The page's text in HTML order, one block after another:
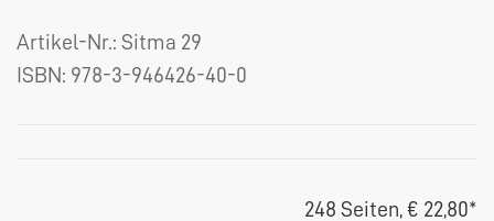
Artikel-Nr.: Sitma 29
ISBN: 978-3-946426-40-0
248 Seiten, € 22,80*